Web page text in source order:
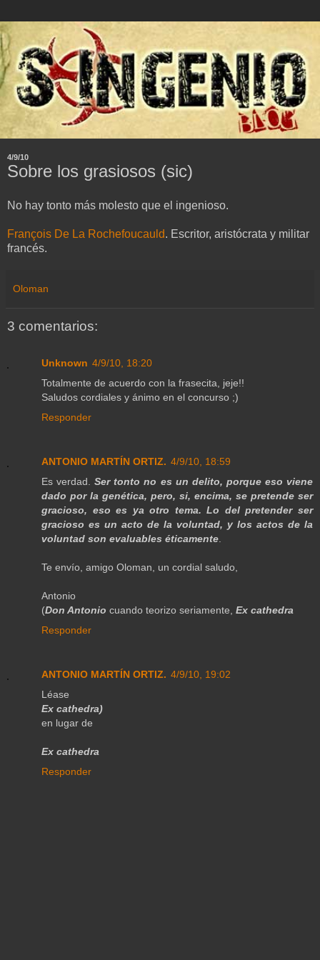
4/9/10
Sobre los grasiosos (sic)
No hay tonto más molesto que el ingenioso.
François De La Rochefoucauld. Escritor, aristócrata y militar
francés.
Oloman
3 comentarios:
Unknown 4/9/10, 18:20
Totalmente de acuerdo con la frasecita, jeje!!
Saludos cordiales y ánimo en el concurso ;)
Responder
ANTONIO MARTÍN ORTIZ. 4/9/10, 18:59
Es verdad.Ser tonto no es un delito, porque eso viene
dado por la genética, pero, si, encima, se pretende ser
gracioso, eso es ya otro tema. Lo del pretender ser
gracioso es un acto de la voluntad, y los actos de la
voluntad son evaluables éticamente
Te envío, amigo Oloman, un cordial saludo,
Antonio
(Don Antonio cuando teorizo seriamente, Ex cathedra
Responder
ANTONIO MARTÍN ORTIZ. 4/9/10, 19:02
Léase
Ex cathedra)
en lugar de
Ex cathedra
Responder